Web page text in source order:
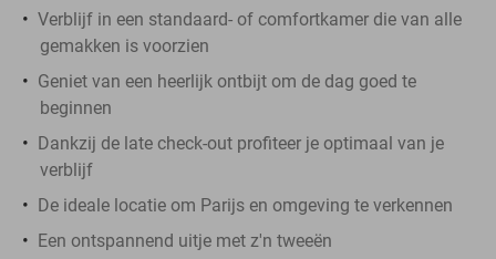
Verblijf in een standaard- of comfortkamer die van alle
gemakken is voorzien
Geniet van een heerlijk ontbijt om de dag goed te
beginnen
Dankzij de late check-out profiteer je optimaal van je
verblijf
De ideale locatie om Parijs en omgeving te verkennen
Een ontspannend uitje met z'n tweeën